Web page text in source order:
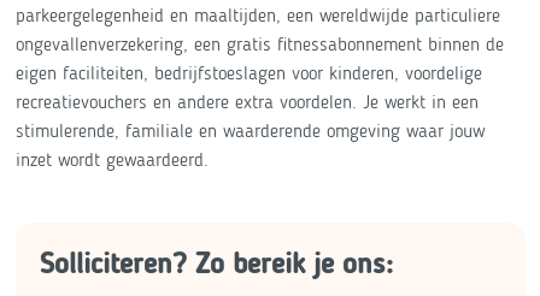
parkeergelegenheid en maaltijden, een wereldwijde particuliere
ongevallenverzekering, een gratis fitnessabonnement binnen de
eigen faciliteiten, bedrijfstoeslagen voor kinderen, voordelige
recreatievouchers en andere extra voordelen. Je werkt in een
stimulerende, familiale en waarderende omgeving waar jouw
inzet wordt gewaardeerd.
Solliciteren? Zo bereik je ons: